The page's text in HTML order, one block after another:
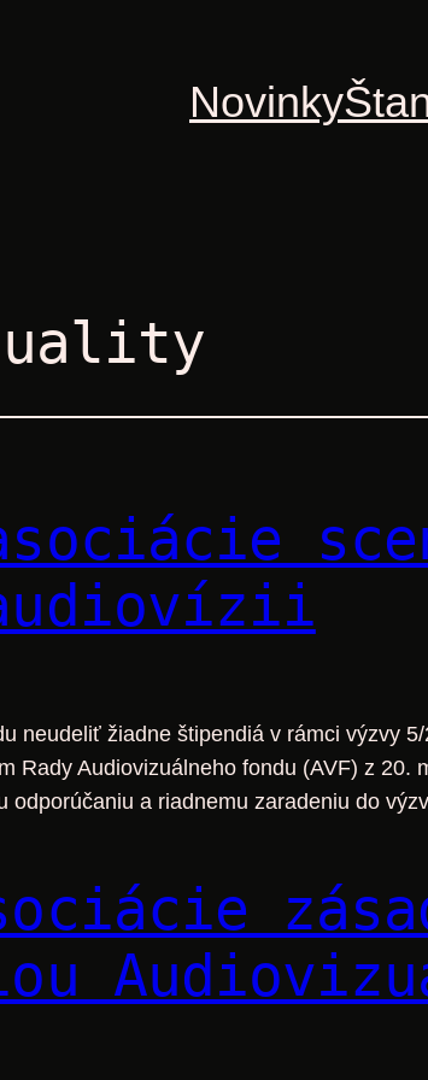
Novinky
neudeliť žiadne štipendiá v rámci výzvy
Rady Audiovizuálneho fondu (AVF) z
odporúčaniu a riadnemu zaradeniu do